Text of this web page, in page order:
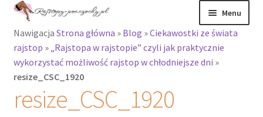
Przejdź
nawigacji
Przejdź
treści
Menu
Rajstopy
Rozwiń
menu
potomne
Rajstopy Orirose
Pończochy i
Nawigacja Strona główna » Blog »Ciekawostki ze świata
rajstop » „Rajstopa w rajstopie” czyli jak praktycznie
wykorzystać możliwość rajstop w chłodniejsze dni »
resize_CSC_1920
resize_CSC_1920